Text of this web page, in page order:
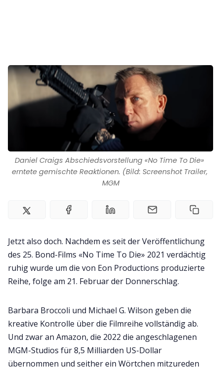
Team
Zusammenarbeit
Kontakt
Impressum
Daniel Craigs Abschiedsvorstellung «No Time To Die»
erntete gemischte Reaktionen. (Bild: Screenshot Trailer,
MGM
Jetzt also doch. Nachdem es seit der Veröffentlichung
des 25. Bond-Films «No Time To Die» 2021 verdächtig
ruhig wurde um die von Eon Productions produzierte
Reihe, folge am 21. Februar der Donnerschlag.
Barbara Broccoli und Michael G. Wilson geben die
kreative Kontrolle über die Filmreihe vollständig ab.
Und zwar an Amazon, die 2022 die angeschlagenen
MGM-Studios für 8,5 Milliarden US-Dollar
übernommen und seither ein Wörtchen mitzureden